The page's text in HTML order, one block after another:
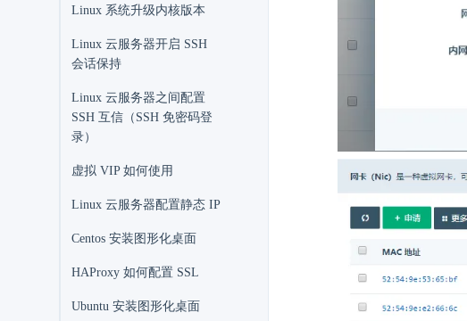
Linux 系统升级内核版本
Linux 云服务器开启 SSH
会话保持
Linux 云服务器之间配置
SSH 互信（SSH 免密码登
录）
虚拟 VIP 如何使用
Linux 云服务器配置静态 IP
Centos 安装图形化桌面
HAProxy 如何配置 SSL
Ubuntu 安装图形化桌面